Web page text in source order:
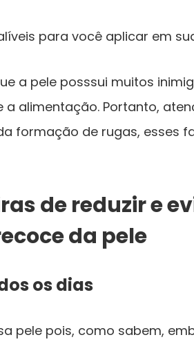
para você aplicar em
a pele posssui muitos
alimentação. Portanto,
formação de rugas, esses
de reduzir e
da pele
os dias
pele pois, como sabem,